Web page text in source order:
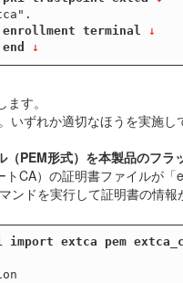
enrollment terminal ↓
end ↓
す。
いずれか適切なほうを実施し
（PEM形式）を本製品のフ
トCA）の証明書ファイルが
ンドを実行して証明書の情
extca pem